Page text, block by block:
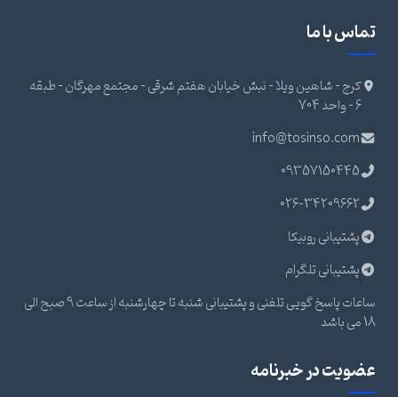
تماس با ما
کرج - شاهین ویلا - نبش خیابان هفتم شرقی - مجتمع مهرگان - طبقه
6 - واحد 704
info@tosinso.com
09357150445
026-34209662
پشتیبانی روبیکا
پشتیبانی تلگرام
ساعات پاسخ گویی تلفنی و پشتیبانی شنبه تا چهارشنبه از ساعت 9 صبح الی
18 می باشد
عضویت در خبرنامه